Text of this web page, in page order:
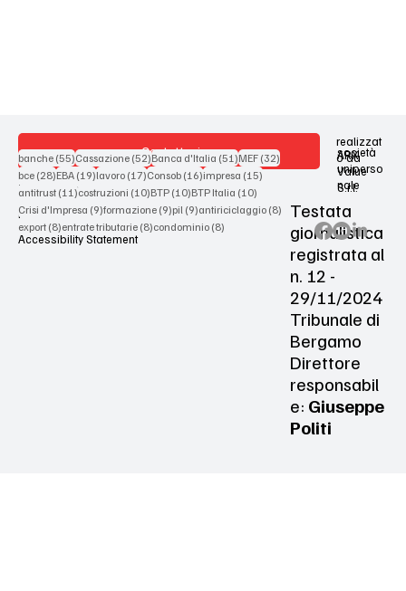
Contattaci
Terms & Conditions
Privacy Policy
Accessibility Statement
realizzat
o da
società
uniperso
nale
ARX
Value
S.r.l.
Testata
giornalistica
registrata al
n. 12 -
29/11/2024
Tribunale di
Bergamo
Direttore
responsabil
e: Giuseppe
Politi
banche (55)55 post
Cassazione (52)52 post
Banca d'Italia (51)51 post
MEF (32)32 post
bce (28)28 post
EBA (19)19 post
lavoro (17)17 post
Consob (16)16 post
impresa (15)15 post
antitrust (11)11 post
costruzioni (10)10 post
BTP (10)10 post
BTP Italia (10)10 post
Crisi d'Impresa (9)9 post
formazione (9)9 post
pil (9)9 post
antiriciclaggio (8)8 post
export (8)8 post
entrate tributarie (8)8 post
condominio (8)8 post